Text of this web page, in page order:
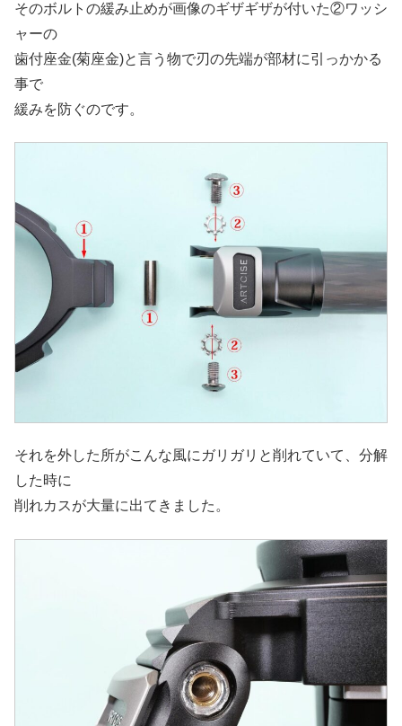
そのボルトの緩み止めが画像のギザギザが付いた②ワッシ
ャーの
歯付座金(菊座金)と言う物で刃の先端が部材に引っかかる
事で
緩みを防ぐのです。
それを外した所がこんな風にガリガリと削れていて、分解
した時に
削れカスが大量に出てきました。